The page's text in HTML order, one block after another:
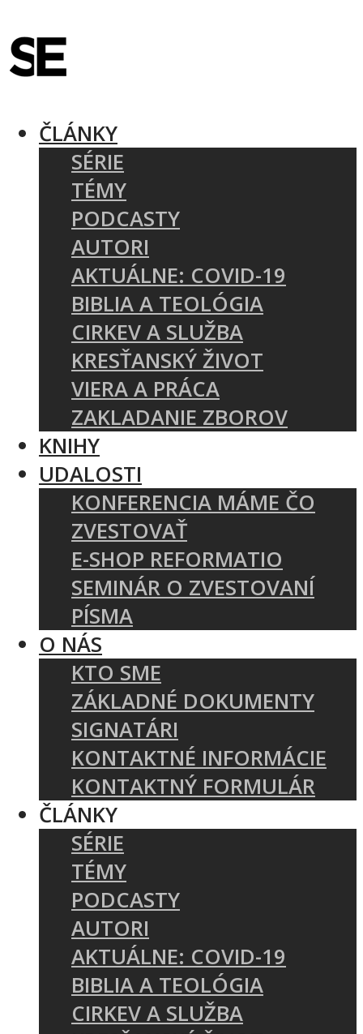
ČLÁNKY
SÉRIE
TÉMY
PODCASTY
AUTORI
AKTUÁLNE: COVID-19
BIBLIA A TEOLÓGIA
CIRKEV A SLUŽBA
KRESŤANSKÝ ŽIVOT
VIERA A PRÁCA
ZAKLADANIE ZBOROV
KNIHY
UDALOSTI
KONFERENCIA MÁME ČO
ZVESTOVAŤ
E-SHOP REFORMATIO
SEMINÁR O ZVESTOVANÍ
PÍSMA
O NÁS
KTO SME
ZÁKLADNÉ DOKUMENTY
SIGNATÁRI
KONTAKTNÉ INFORMÁCIE
KONTAKTNÝ FORMULÁR
ČLÁNKY
SÉRIE
TÉMY
PODCASTY
AUTORI
AKTUÁLNE: COVID-19
BIBLIA A TEOLÓGIA
CIRKEV A SLUŽBA